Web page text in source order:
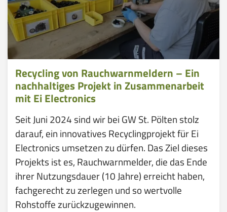
Recycling von Rauchwarnmeldern – Ein
nachhaltiges Projekt in Zusammenarbeit
mit Ei Electronics
Seit Juni 2024 sind wir bei GW St. Pölten stolz
darauf, ein innovatives Recyclingprojekt für Ei
Electronics umsetzen zu dürfen. Das Ziel dieses
Projekts ist es, Rauchwarnmelder, die das Ende
ihrer Nutzungsdauer (10 Jahre) erreicht haben,
fachgerecht zu zerlegen und so wertvolle
Rohstoffe zurückzugewinnen.